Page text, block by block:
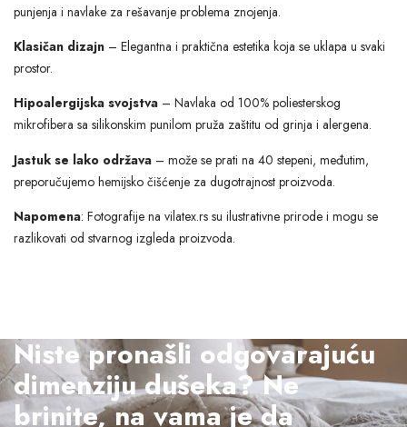
punjenja i navlake za rešavanje problema znojenja.
Klasičan dizajn – Elegantna i praktična estetika koja se uklapa u svaki
prostor.
Hipoalergijska svojstva – Navlaka od 100% poliesterskog
mikrofibera sa silikonskim punilom pruža zaštitu od grinja i alergena.
Jastuk se lako održava – može se prati na 40 stepeni, međutim,
preporučujemo hemijsko čišćenje za dugotrajnost proizvoda.
Napomena: Fotografije na vilatex.rs su ilustrativne prirode i mogu se
razlikovati od stvarnog izgleda proizvoda.
Niste pronašli odgovarajuću
dimenziju dušeka? Ne
brinite, na vama je da